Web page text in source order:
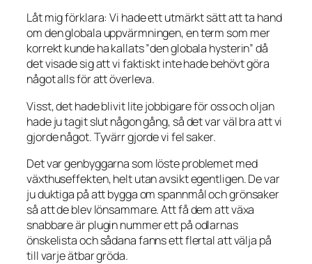
Låt mig förklara: Vi hade ett utmärkt sätt att ta hand
om den globala uppvärmningen, en term som mer
korrekt kunde ha kallats ”den globala hysterin” då
det visade sig att vi faktiskt inte hade behövt göra
något alls för att överleva.
Visst, det hade blivit lite jobbigare för oss och oljan
hade ju tagit slut någon gång, så det var väl bra att vi
gjorde något. Tyvärr gjorde vi fel saker.
Det var genbyggarna som löste problemet med
växthuseffekten, helt utan avsikt egentligen. De var
ju duktiga på att bygga om spannmål och grönsaker
så att de blev lönsammare. Att få dem att växa
snabbare är plugin nummer ett på odlarnas
önskelista och sådana fanns ett flertal att välja på
till varje ätbar gröda.